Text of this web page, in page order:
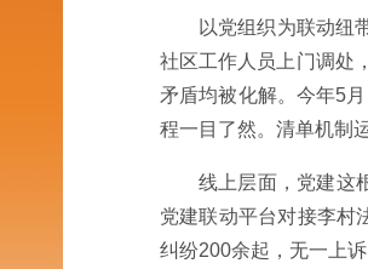
以党组织为联动纽
社区工作人员上门调处
矛盾均被化解。今年5
程一目了然。清单机制
线上层面，党建这
党建联动平台对接李村
纠纷200余起，无一上诉